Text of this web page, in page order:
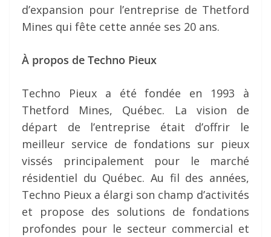
d’expansion pour l’entreprise de Thetford
Mines qui fête cette année ses 20 ans.
À propos de Techno Pieux
Techno Pieux a été fondée en 1993 à
Thetford Mines, Québec. La vision de
départ de l’entreprise était d’offrir le
meilleur service de fondations sur pieux
vissés principalement pour le marché
résidentiel du Québec. Au fil des années,
Techno Pieux a élargi son champ d’activités
et propose des solutions de fondations
profondes pour le secteur commercial et